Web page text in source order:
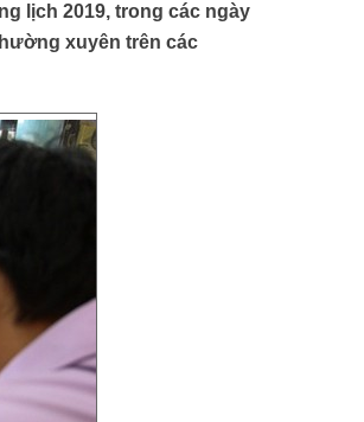
lịch 2019, trong các ngày
xuyên trên các